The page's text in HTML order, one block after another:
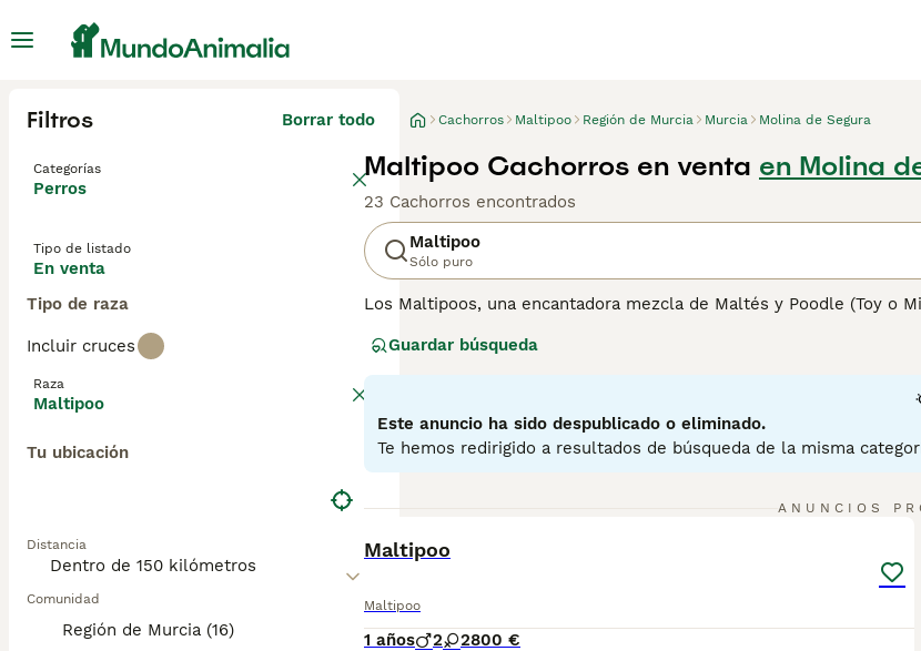
Filtros Borrar todo
Categorías
Perros
Tipo de listado
En venta
Tipo de raza
Incluir cruces
Raza
Maltipoo
Tu ubicación
Distancia
Comunidad
Región de Murcia (16)
Cachorros Maltipoo Región de Murcia Murcia Molina de Segura
Maltipoo Cachorros en venta en Molina
23 Cachorros encontrados
Maltipoo
Sólo puro
Los Maltipoos, una encantadora mezcla de Maltés y Poodle (Toy o
colores como crema, blanco, plata, negro y diversas
diario para mantener su salud mental y física. Bien adaptados para
diversos estilos de vida. Se caracterizan por su inteligencia,
los miembros de la familia y se adaptan bien a hogares con niños
Maltipoopara obtener información sobre esta raza de perro.
Guardar búsqueda
Este anuncio ha sido despublicado o eliminado.
Te hemos redirigido a resultados de búsqueda de la misma
ANUNCIOS
Maltipoo
Maltipoo
1 años 2 2800 €